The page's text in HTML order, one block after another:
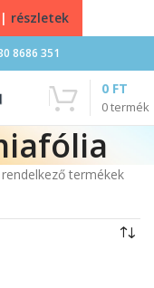
8686 351
0termék
0 FT
termékek
részletek